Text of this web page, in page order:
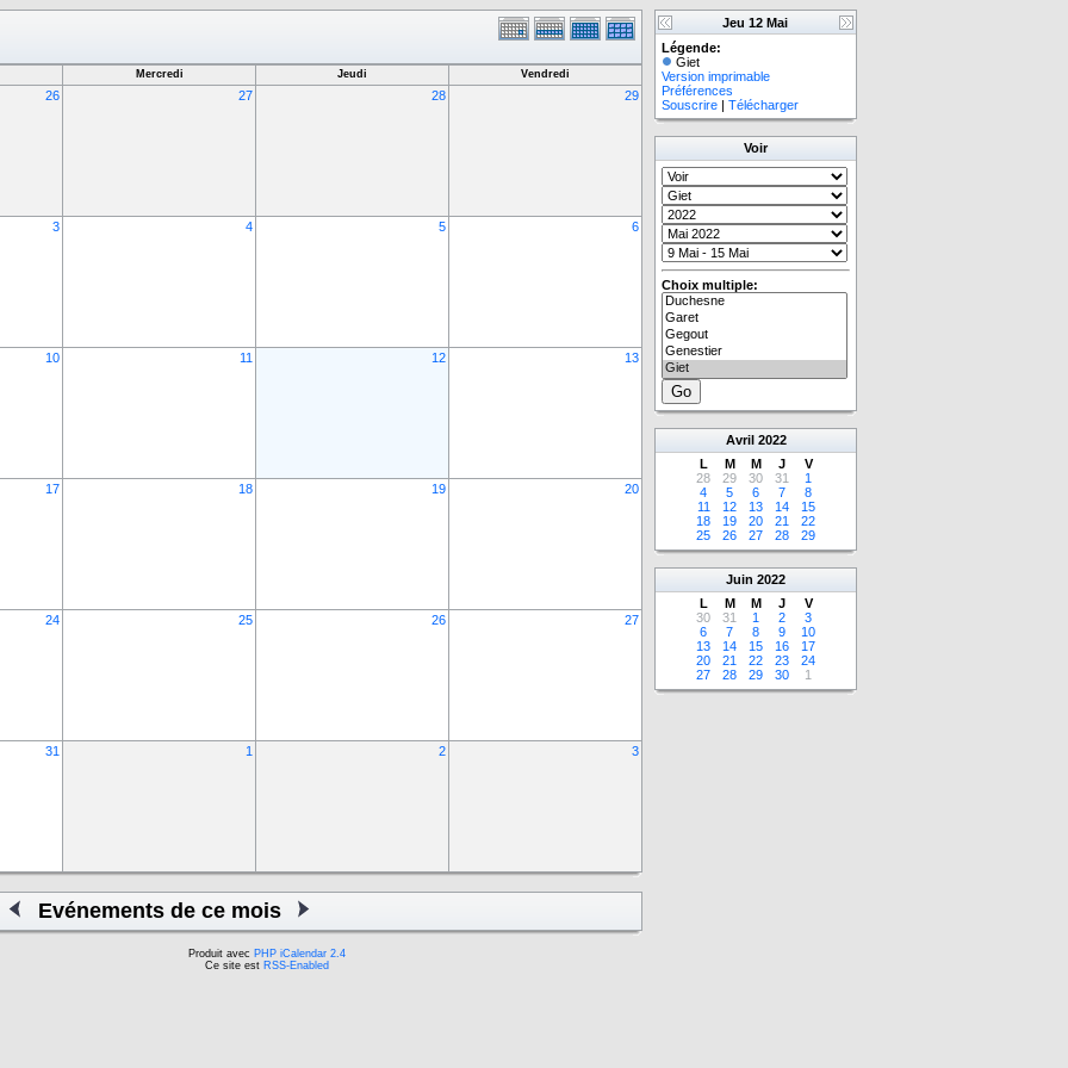
Mercredi Jeudi Vendredi
26 27 28 29
3 4 5 6
10 11 12 13
17 18 19 20
24 25 26 27
31 1 2 3
Evénements de ce mois
Jeu 12 Mai
Légende:
Giet
Version imprimable
Préférences
Souscrire | Télécharger
Voir
Choix multiple:
Avril 2022
L
M M J
V
28
29 30 31
1
4
5 6 7
8
11
12 13 14
15
18
19 20 21
22
25
26 27 28 29
Juin 2022
L
M M J
V
30
31 1 2
3
6
7 8 9
10
13
14 15 16
17
20
21 22 23
24
27
28 29 30 1
Produit avec PHP iCalendar 2.4
Ce site est RSS-Enabled